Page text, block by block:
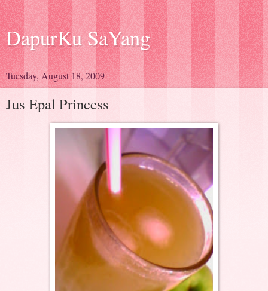
DapurKu SaYang
Tuesday, August 18, 2009
Jus Epal Princess